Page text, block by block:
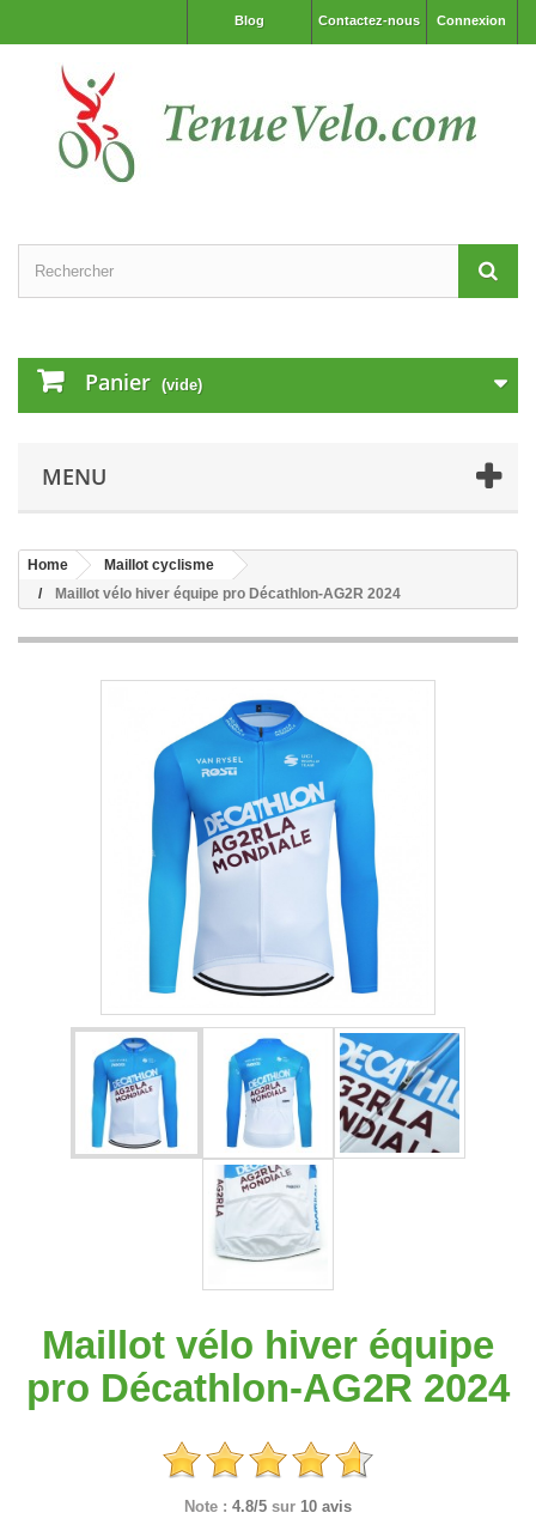
Connexion
Contactez-nous
Blog
Panier (vide)
MENU
Home
Maillot cyclisme
Maillot vélo hiver équipe pro Décathlon-AG2R 2024
Maillot vélo hiver équipe
pro Décathlon-AG2R 2024
Note : 4.8/5 sur 10 avis